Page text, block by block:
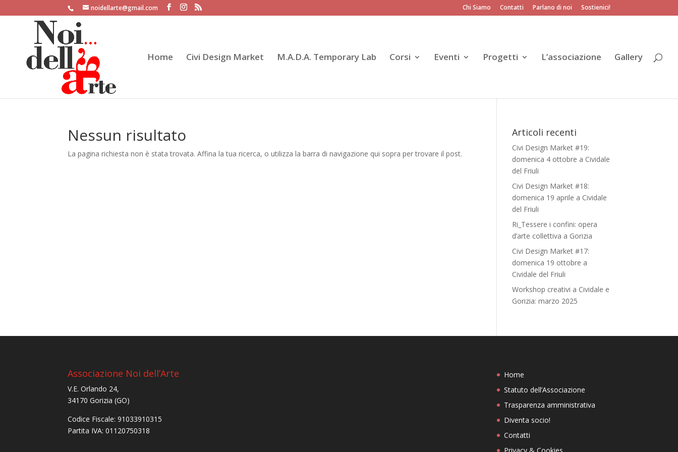
noidellarte@gmail.com Chi Siamo Contatti Parlano di noi Sostienici!
Home Civi Design Market M.A.D.A. Temporary Lab Corsi Eventi Progetti L’associazione Gallery
Nessun risultato
La pagina richiesta non è stata trovata. Affina la tua ricerca, o utilizza la barra di navigazione qui sopra per trovare il post.
Articoli recenti
Civi Design Market #19:
domenica 4 ottobre a Cividale
del Friuli
Civi Design Market #18:
domenica 19 aprile a Cividale
del Friuli
Ri_Tessere i confini: opera
d’arte collettiva a Gorizia
Civi Design Market #17:
domenica 19 ottobre a
Cividale del Friuli
Workshop creativi a Cividale e
Gorizia: marzo 2025
Associazione Noi dell’Arte
V.E. Orlando 24,
34170 Gorizia (GO)
Codice Fiscale: 91033910315
Partita IVA: 01120750318
Home
Statuto dell’Associazione
Trasparenza amministrativa
Diventa socio!
Contatti
Privacy & Cookies